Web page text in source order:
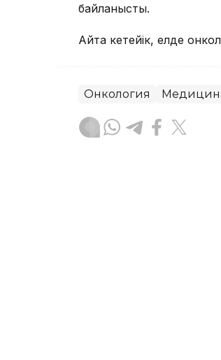
байланысты.
Айта кетейік, елде
Онкология